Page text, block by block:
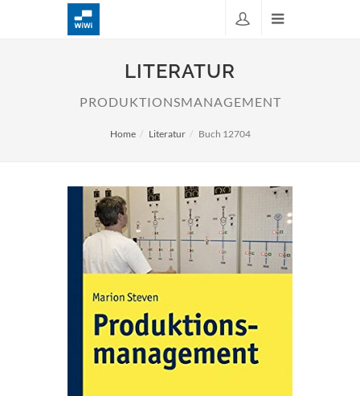
LITERATUR
PRODUKTIONSMANAGEMENT
Home Literatur Buch 12704